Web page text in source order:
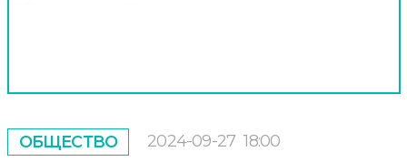
ОБЩЕСТВО 2024-09-27 18:00